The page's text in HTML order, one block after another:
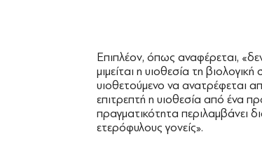
Επιπλέον, όπως αναφέρεται,
μιμείται η υιοθεσία τη
υιοθετούμενο να ανατρέφεται
επιτρεπτή η υιοθεσία από ένα
πραγματικότητα περιλαμβάνει
ετερόφυλους γονείς».